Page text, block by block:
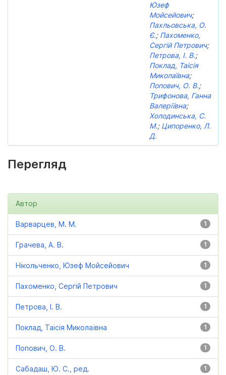
Юзеф
Мойсейович;
Пахльовська, О.
Є.; Пахоменко,
Сергій Петрович;
Петрова, І. В.;
Поклад, Таісія
Миколаївна;
Попович, О. В.;
Трифонова, Ганна
Валеріївна;
Холодинська, С.
М.; Ципоренко, Л.
Д.
Перегляд
Автор
1
Варварцев, М. М.
1
Грачева, А. В.
1
Нікольченко, Юзеф Мойсейович
1
Пахоменко, Сергій Петрович
1
Петрова, І. В.
1
Поклад, Таісія Миколаївна
1
Попович, О. В.
1
Сабадаш, Ю. С., ред.